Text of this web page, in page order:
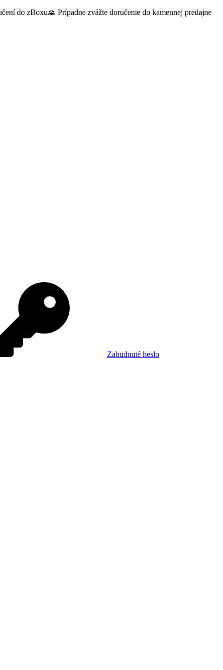
do zBoxu🙏 Prípadne zvážte doručenie do kamennej predajne
Zabudnuté heslo